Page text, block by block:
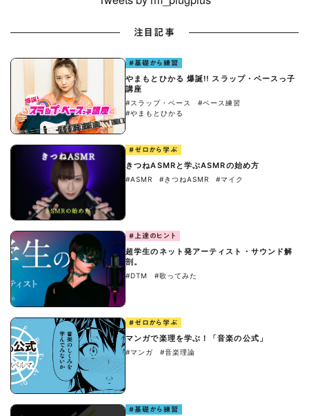
注目記事
#基礎から練習
やまもとひかる 爆誕!! スラップ・ベースっ子
講座
#スラップ・ベース
#ベース練習
#やまもとひかる
#ゼロから学ぶ
きつねASMRと学ぶASMRの始め方
#ASMR #きつねASMR #マイク
#上達のヒント
超学生のネット発アーティスト・サウンド解
剖。
#DTM #歌ってみた
#ゼロから学ぶ
マンガで楽理を学ぶ！「音楽の公式」
#マンガ #音楽理論
#基礎から練習